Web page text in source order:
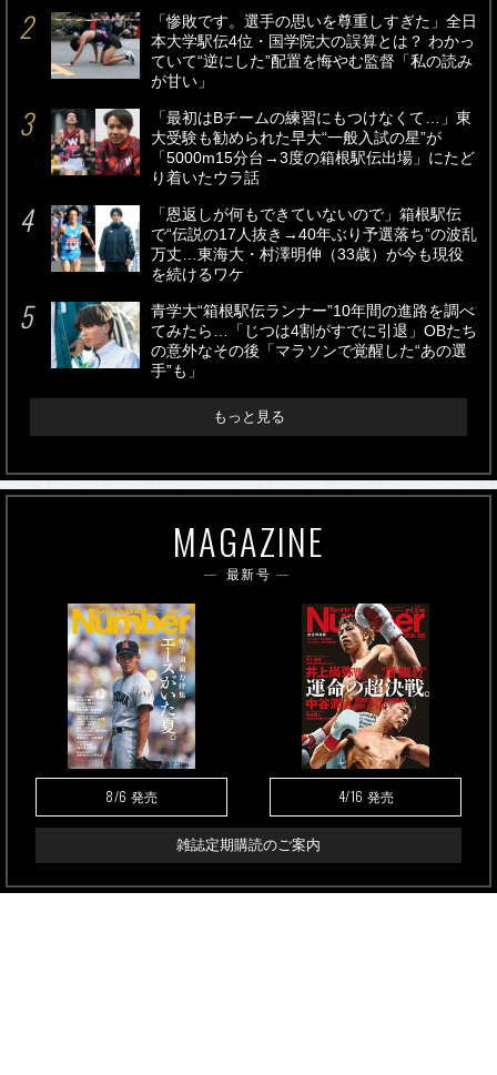
「惨敗です。選手の思いを尊重しすぎた」全日
本大学駅伝4位・国学院大の誤算とは？ わかっ
ていて“逆にした”配置を悔やむ監督「私の読み
が甘い」
「最初はBチームの練習にもつけなくて…」東
大受験も勧められた早大“一般入試の星”が
「5000m15分台→3度の箱根駅伝出場」にたど
り着いたウラ話
「恩返しが何もできていないので」箱根駅伝
で“伝説の17人抜き→40年ぶり予選落ち”の波乱
万丈…東海大・村澤明伸（33歳）が今も現役
を続けるワケ
青学大“箱根駅伝ランナー”10年間の進路を調べ
てみたら…「じつは4割がすでに引退」OBたち
の意外なその後「マラソンで覚醒した“あの選
手”も」
もっと見る
MAGAZINE
最新号
8/6 発売 4/16 発売
雑誌定期購読のご案内